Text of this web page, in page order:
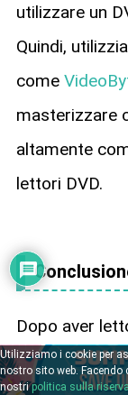
utilizzare un
Quindi,
come
masterizzare
altamente
lettori DVD.
Dopo aver
Utilizziamo i cookie per
nostro sito web. Facendo
nostripolitica sulla